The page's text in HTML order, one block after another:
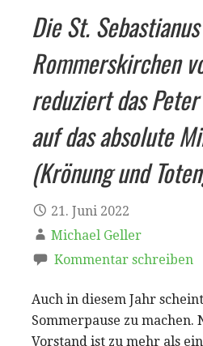
Die St.
Rommerskirchen
reduziert das
auf das absolute
(Krönung und
21. Juni 2022
Michael Geller
Kommentar schreiben
Auch in diesem Jahr
Sommerpause zu
Vorstand ist zu mehr als